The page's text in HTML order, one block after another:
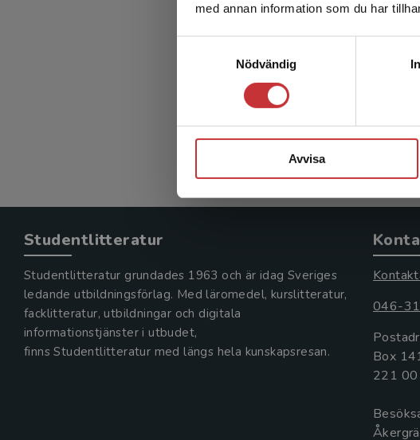
med annan information som du har
Nödvändig
Avvisa
Studentlitteratur
Studentlitteratur grundades 1963 och är idag Sveriges
ledande utbildningsförlag. Med läromedel, kurslitteratur,
facklitteratur, utbildningar och digitala
informationstjänster i utbudet,
finns Studentlitteratur med längs hela kunskapsresan.
046-
Box
221 00